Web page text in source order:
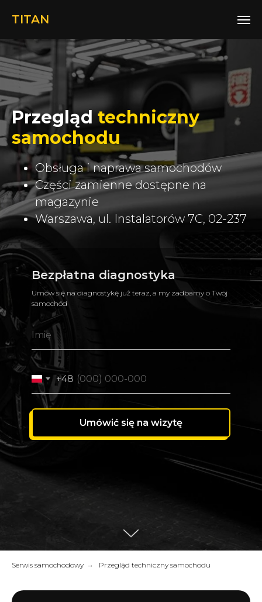
TITAN
Przegląd techniczny
samochodu
Obsługa i naprawa samochodów
Części zamienne dostępne na
magazynie
Warszawa, ul. Instalatorów 7C, 02-237
Bezpłatna diagnostyka
Umów się na diagnostykę już teraz, a my zadbamy o Twój
samochód
+48
Umówić się na wizytę
Serwis samochodowy → Przegląd techniczny samochodu